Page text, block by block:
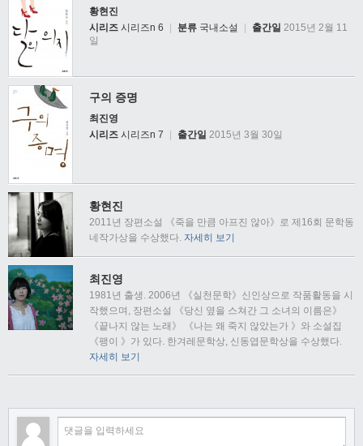
황현진
시리즈 시리즈n 6 분류 국내소설 출간일 2015년 2월 11
일
구의 증명
최진영
시리즈 시리즈n 7 출간일 2015년 3월 30일
황현진
2011년 장편소설 《죽을 만큼 아프진 않아》로 제16회 문학동
네작가상을 수상했다. 자세히 보기
최진영
1981년 출생. 2006년 《실천문학》신인상으로 작품활동을 시
작했으며, 장편소설 《당신 옆을 스쳐간 그 소녀의 이름은》
《끝나지 않는 노래》 《나는 왜 죽지 않았는가 》와 소설집
《팽이 》가 있다. 한겨레문학상, 신동엽문학상을 수상했다.
자세히 보기